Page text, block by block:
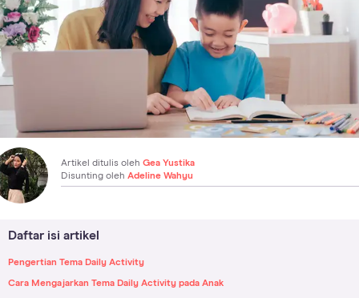
Artikel ditulis oleh Gea Yustika
Disunting oleh Adeline Wahyu
Daftar isi artikel
Pengertian Tema Daily Activity
Cara Mengajarkan Tema Daily Activity pada Anak